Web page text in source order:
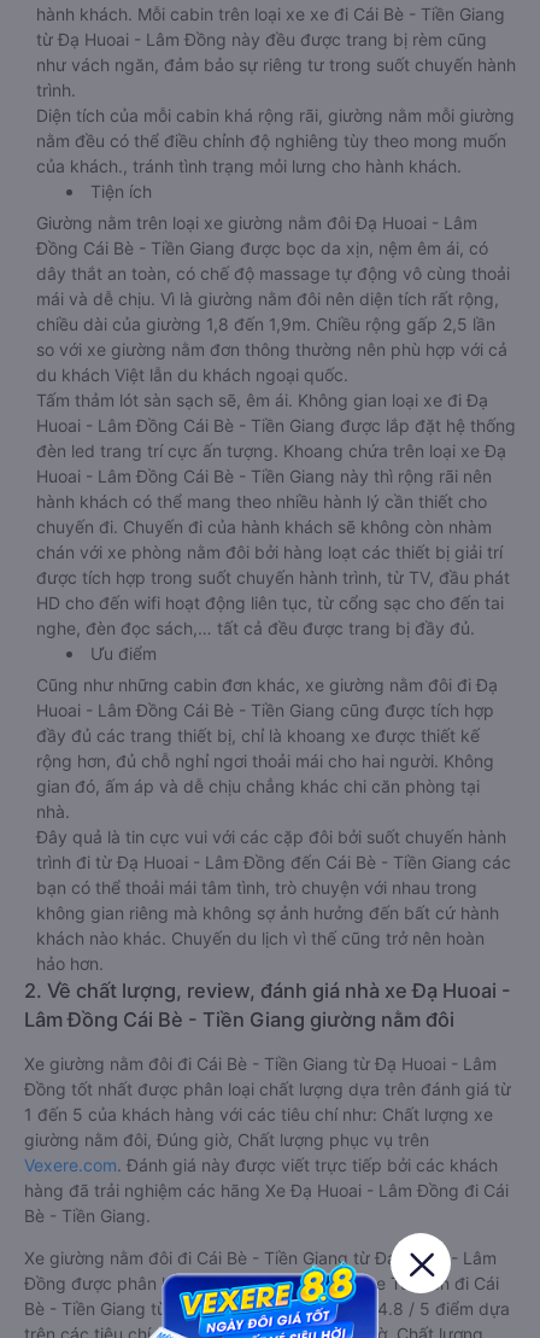
hành khách. Mỗi cabin trên loại xe xe đi Cái Bè - Tiền Giang
từ Đạ Huoai - Lâm Đồng này đều được trang bị rèm cũng
như vách ngăn, đảm bảo sự riêng tư trong suốt chuyến hành
trình.
Diện tích của mỗi cabin khá rộng rãi, giường nằm mỗi giường
nằm đều có thể điều chỉnh độ nghiêng tùy theo mong muốn
của khách., tránh tình trạng mỏi lưng cho hành khách.
Tiện ích
Giường nằm trên loại xe giường nằm đôi Đạ Huoai - Lâm
Đồng Cái Bè - Tiền Giang được bọc da xịn, nệm êm ái, có
dây thắt an toàn, có chế độ massage tự động vô cùng thoải
mái và dễ chịu. Vì là giường nằm đôi nên diện tích rất rộng,
chiều dài của giường 1,8 đến 1,9m. Chiều rộng gấp 2,5 lần
so với xe giường nằm đơn thông thường nên phù hợp với cả
du khách Việt lẫn du khách ngoại quốc.
Tấm thảm lót sàn sạch sẽ, êm ái. Không gian loại xe đi Đạ
Huoai - Lâm Đồng Cái Bè - Tiền Giang được lắp đặt hệ thống
đèn led trang trí cực ấn tượng. Khoang chứa trên loại xe Đạ
Huoai - Lâm Đồng Cái Bè - Tiền Giang này thì rộng rãi nên
hành khách có thể mang theo nhiều hành lý cần thiết cho
chuyến đi. Chuyến đi của hành khách sẽ không còn nhàm
chán với xe phòng nằm đôi bởi hàng loạt các thiết bị giải trí
được tích hợp trong suốt chuyến hành trình, từ TV, đầu phát
HD cho đến wifi hoạt động liên tục, từ cổng sạc cho đến tai
nghe, đèn đọc sách,… tất cả đều được trang bị đầy đủ.
Ưu điểm
Cũng như những cabin đơn khác, xe giường nằm đôi đi Đạ
Huoai - Lâm Đồng Cái Bè - Tiền Giang cũng được tích hợp
đầy đủ các trang thiết bị, chỉ là khoang xe được thiết kế
rộng hơn, đủ chỗ nghỉ ngơi thoải mái cho hai người. Không
gian đó, ấm áp và dễ chịu chẳng khác chi căn phòng tại
nhà.
Đây quả là tin cực vui với các cặp đôi bởi suốt chuyến hành
trình đi từ Đạ Huoai - Lâm Đồng đến Cái Bè - Tiền Giang các
bạn có thể thoải mái tâm tình, trò chuyện với nhau trong
không gian riêng mà không sợ ảnh hưởng đến bất cứ hành
khách nào khác. Chuyến du lịch vì thế cũng trở nên hoàn
hảo hơn.
2. Về chất lượng, review, đánh giá nhà xe Đạ Huoai -
Lâm Đồng Cái Bè - Tiền Giang giường nằm đôi
Xe giường nằm đôi đi Cái Bè - Tiền Giang từ Đạ Huoai - Lâm
Đồng tốt nhất được phân loại chất lượng dựa trên đánh giá từ
1 đến 5 của khách hàng với các tiêu chí như: Chất lượng xe
giường nằm đôi, Đúng giờ, Chất lượng phục vụ trên
Vexere.com. Đánh giá này được viết trực tiếp bởi các khách
hàng đã trải nghiệm các hãng Xe Đạ Huoai - Lâm Đồng đi Cái
Bè - Tiền Giang.
Xe giường nằm đôi đi Cái Bè - Tiền Giang từ Đạ Huoai - Lâm
Đồng được phân loại chất lượng tốt nhất là xe Tư Tiến đi Cái
Bè - Tiền Giang từ Đạ Huoai - Lâm Đồng đạt 4.8 / 5 điểm dựa
trên các tiêu chí như: Chất lượng xe, Đúng giờ, Chất lượng